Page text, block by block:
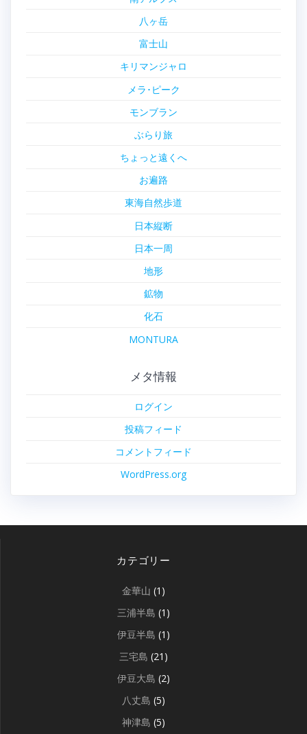
八ヶ岳
富士山
キリマンジャロ
メラ･ピーク
モンブラン
ぶらり旅
ちょっと遠くへ
お遍路
東海自然歩道
日本縦断
日本一周
地形
鉱物
化石
MONTURA
メタ情報
ログイン
投稿フィード
コメントフィード
WordPress.org
カテゴリー
金華山 (1)
三浦半島 (1)
伊豆半島 (1)
三宅島 (21)
伊豆大島 (2)
八丈島 (5)
神津島 (5)